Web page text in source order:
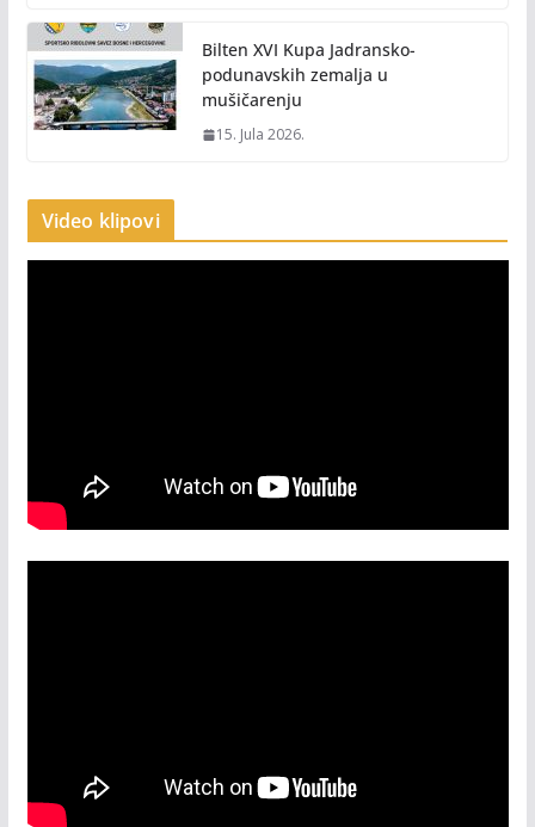
Bilten XVI Kupa Jadransko-
podunavskih zemalja u
mušičarenju
15. Jula 2026.
Video klipovi